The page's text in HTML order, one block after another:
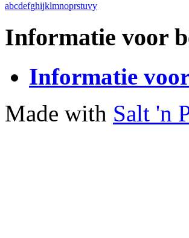
abcdefghijklmnoprstuvy
Informatie voor
Informatie
Made with Salt 'n